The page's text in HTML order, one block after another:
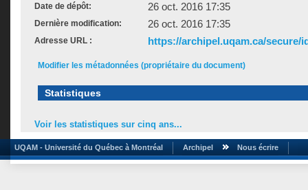
Date de dépôt: 26 oct. 2016 17:35
Dernière modification: 26 oct. 2016 17:35
Adresse URL : https://archipel.uqam.ca/secure/
Modifier les métadonnées (propriétaire du document)
Statistiques
Voir les statistiques sur cinq ans...
UQAM - Université du Québec à Montréal Archipel Nous écrire